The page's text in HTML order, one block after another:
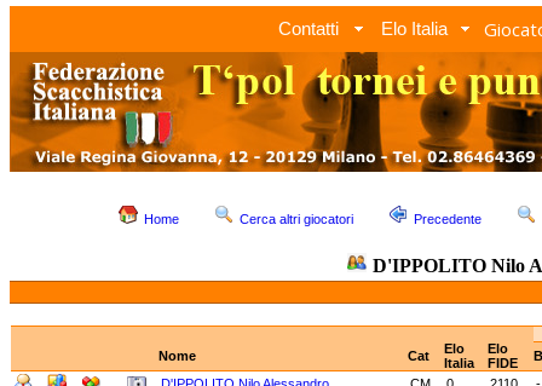
Contatti Elo Italia
Home Cerca altri giocatori Precedente
D'IPPOLITO Nilo
Nome Cat
Elo
Italia
Elo
FIDE